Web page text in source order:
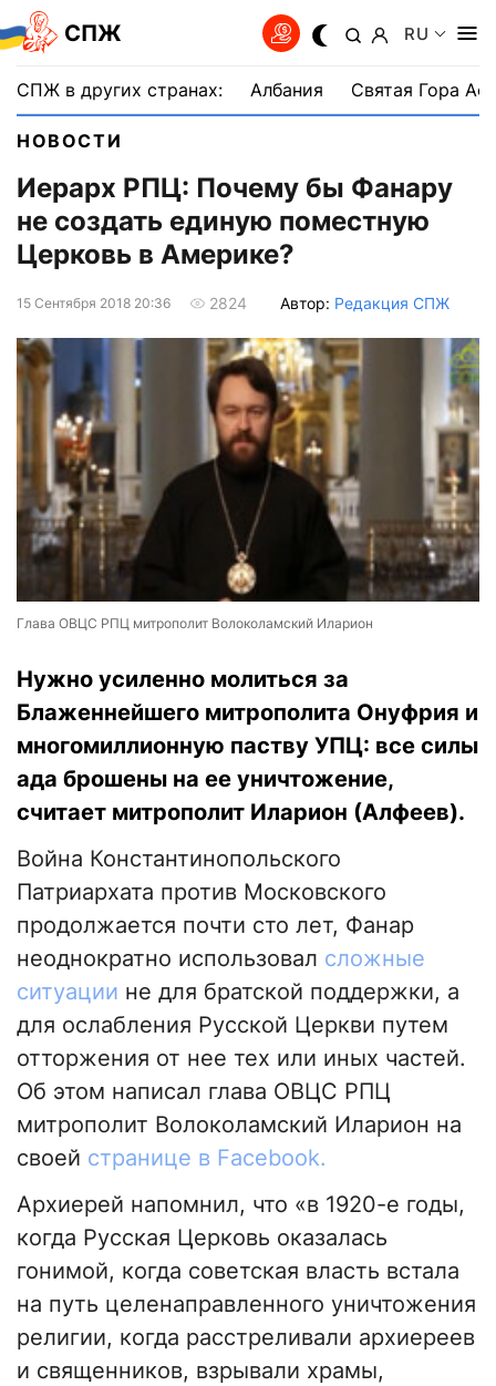
СПЖ RU
СПЖ в других странах: Албания Святая Гора
НОВОСТИ
Иерарх РПЦ: Почему бы Фанару
не создать единую поместную
Церковь в Америке?
15 Сентября 2018 20:36 2824 Автор: Редакция СПЖ
Глава ОВЦС РПЦ митрополит Волоколамский Иларион
Нужно усиленно молиться за
Блаженнейшего митрополита Онуфрия и
многомиллионную паству УПЦ: все силы
ада брошены на ее уничтожение,
считает митрополит Иларион (Алфеев).
Война Константинопольского
Патриархата против Московского
продолжается почти сто лет, Фанар
неоднократно использовал сложные
ситуации не для братской поддержки, а
для ослабления Русской Церкви путем
отторжения от нее тех или иных частей.
Об этом написал глава ОВЦС РПЦ
митрополит Волоколамский Иларион на
своей странице в Facebook.
Архиерей напомнил, что «в 1920-е годы,
когда Русская Церковь оказалась
гонимой, когда советская власть встала
на путь целенаправленного уничтожения
религии, когда расстреливали архиереев
и священников, взрывали храмы,